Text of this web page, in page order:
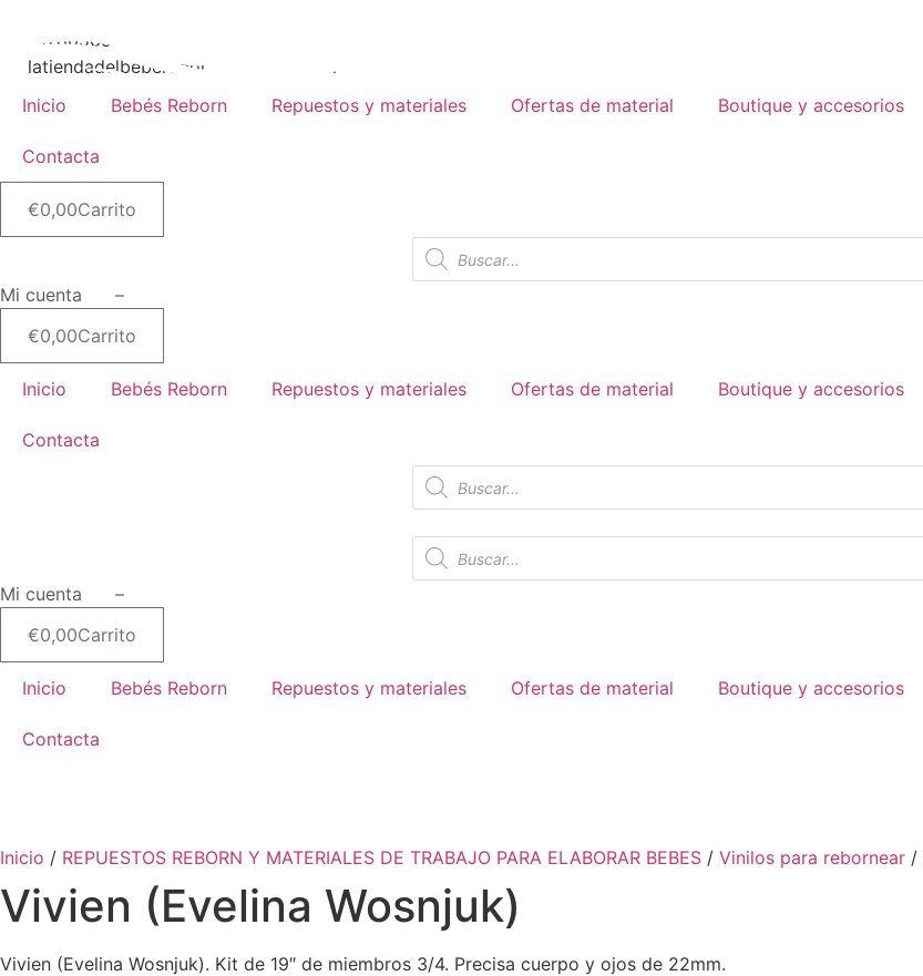
contenido
617805651
latiendadelbebereborn@hotmail.com
Inicio
Bebés Reborn Repuestos y materiales Ofertas de material Boutique y accesorios
Contacta
€0,00Carrito
Búsqueda
de
productos
Mi cuenta –
€0,00Carrito
Inicio Bebés Reborn Repuestos y materiales Ofertas de material Boutique y accesorios
Contacta
Búsqueda
de
productos
Búsqueda
de
productos
Mi cuenta –
€0,00Carrito
Inicio Bebés Reborn Repuestos y materiales Ofertas de material Boutique y accesorios
Contacta
Inicio / REPUESTOS REBORN Y MATERIALES DE TRABAJO PARA ELABORAR BEBES / Vinilos para rebornear /
Vivien (Evelina Wosnjuk)
Vivien (Evelina Wosnjuk). Kit de 19″ de miembros 3/4. Precisa cuerpo y ojos de 22mm.